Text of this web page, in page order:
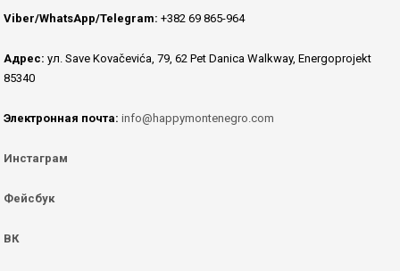
Viber/WhatsApp/Telegram: +382 69 865-964
Адрес: ул. Save Kovačevića, 79, 62 Pet Danica Walkway, Energoprojekt
85340
Электронная почта: info@happymontenegro.com
Инстаграм
Фейсбук
ВК